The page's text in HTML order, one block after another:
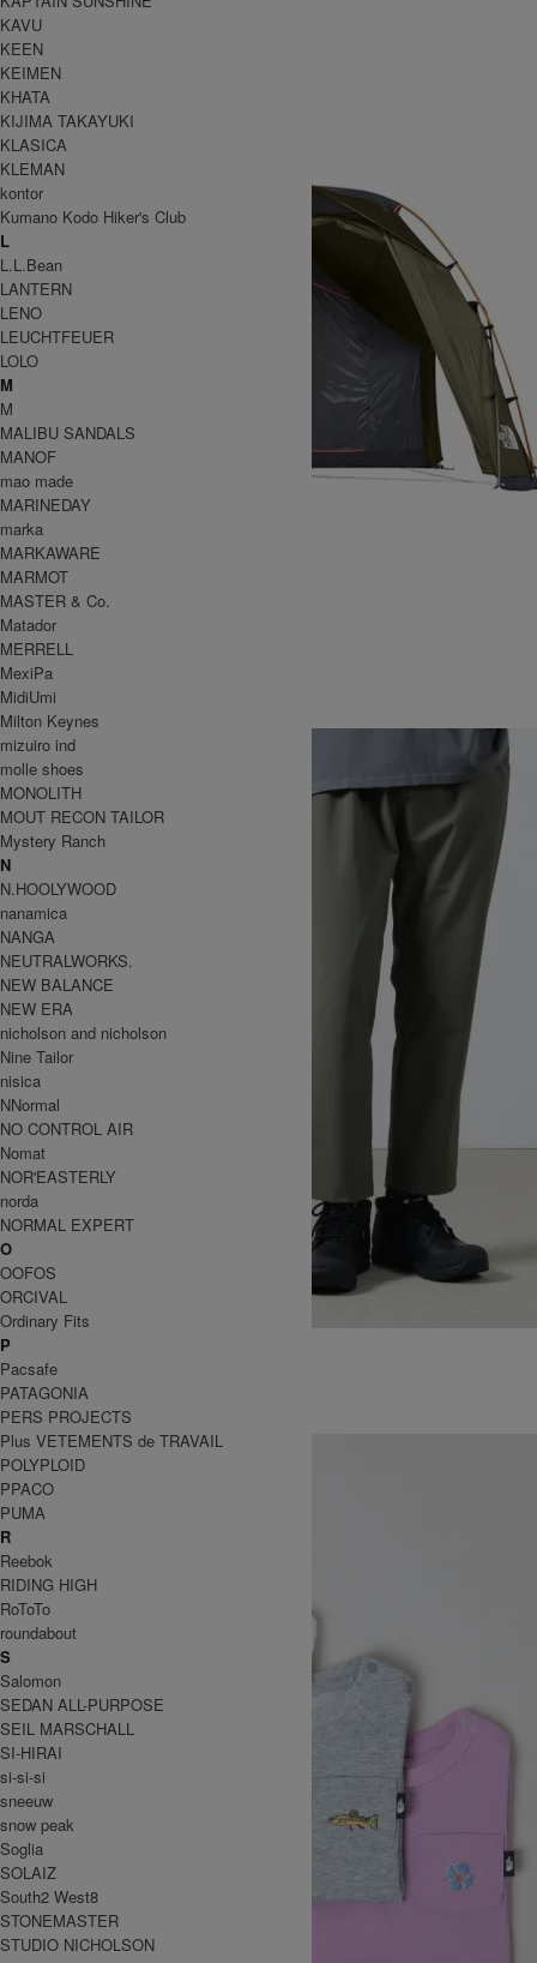
ザノースフェイス
Evabase 6 Half Inner
19,800円(税込)
COOCHUCAMP
クーチューキャンプ
Happy 4 Way Cropped Pants
13,750円(税込)
THE NORTH FACE
ザノースフェイス
KAVU
KEEN
KEIMEN
KHATA
KIJIMA TAKAYUKI
KLASICA
KLEMAN
kontor
Kumano Kodo Hiker's Club
L
L.L.Bean
LANTERN
LENO
LEUCHTFEUER
LOLO
M
M
MALIBU SANDALS
MANOF
mao made
MARINEDAY
marka
MARKAWARE
MARMOT
MASTER & Co.
Matador
MERRELL
MexiPa
MidiUmi
Milton Keynes
mizuiro ind
molle shoes
MONOLITH
MOUT RECON TAILOR
Mystery Ranch
N
N.HOOLYWOOD
nanamica
NANGA
NEUTRALWORKS.
NEW BALANCE
NEW ERA
nicholson and nicholson
Nine Tailor
nisica
NNormal
NO CONTROL AIR
Nomat
NOR'EASTERLY
norda
NORMAL EXPERT
O
OOFOS
ORCIVAL
Ordinary Fits
P
Pacsafe
PATAGONIA
PERS PROJECTS
Plus VETEMENTS de TRAVAIL
POLYPLOID
PPACO
PUMA
R
Reebok
RIDING HIGH
RoToTo
roundabout
S
Salomon
SEDAN ALL-PURPOSE
SEIL MARSCHALL
SI-HIRAI
si-si-si
sneeuw
snow peak
Soglia
SOLAIZ
South2 West8
STONEMASTER
STUDIO NICHOLSON